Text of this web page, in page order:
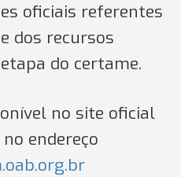
oficiais referentes
dos recursos
do certame.
no site oficial
endereço